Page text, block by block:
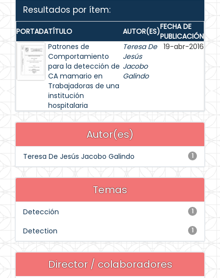
Resultados por ítem:
PORTADATÍTULO AUTOR(ES)FECHA DE
PUBLICACIÓN
Patrones de
Comportamiento
para la detección de
CA mamario en
Trabajadoras de una
institución
hospitalaria
Teresa De
Jesús
Jacobo
Galindo
19-abr-2016
Autor(es)
1
Teresa De Jesús Jacobo Galindo
Temas
1
Detección
1
Detection
Director / colaboradores